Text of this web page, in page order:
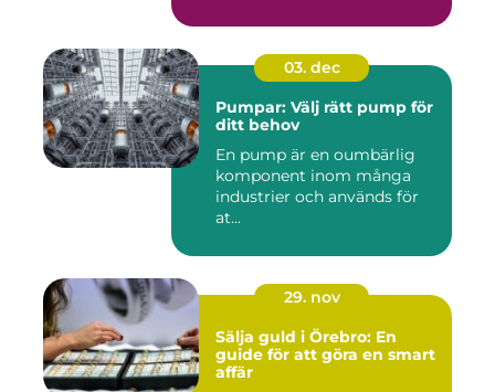
03. dec
Pumpar: Välj rätt pump för
ditt behov
En pump är en oumbärlig
komponent inom många
industrier och används för
at...
29. nov
Sälja guld i Örebro: En
guide för att göra en smart
affär